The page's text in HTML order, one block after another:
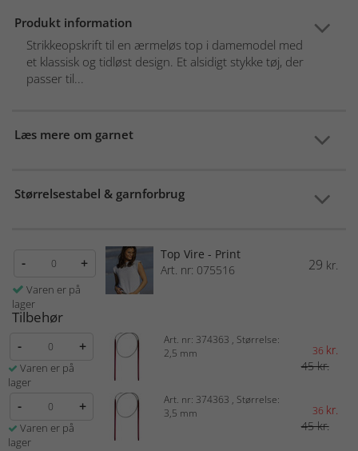
Produkt information
Strikkeopskrift til en ærmeløs top i damemodel med
et klassisk og tidløst design. Et alsidigt stykke tøj, der
passer til...
Læs mere om garnet
Størrelsestabel & garnforbrug
- +
Varen er på
lager
Top Vire - Print
Art. nr: 075516
29 kr.
Tilbehør
- +
Varen er på
lager
Art. nr: 374363 , Størrelse:
2,5 mm
36 kr.
45 kr.
- +
Varen er på
lager
Art. nr: 374363 , Størrelse:
3,5 mm
36 kr.
45 kr.